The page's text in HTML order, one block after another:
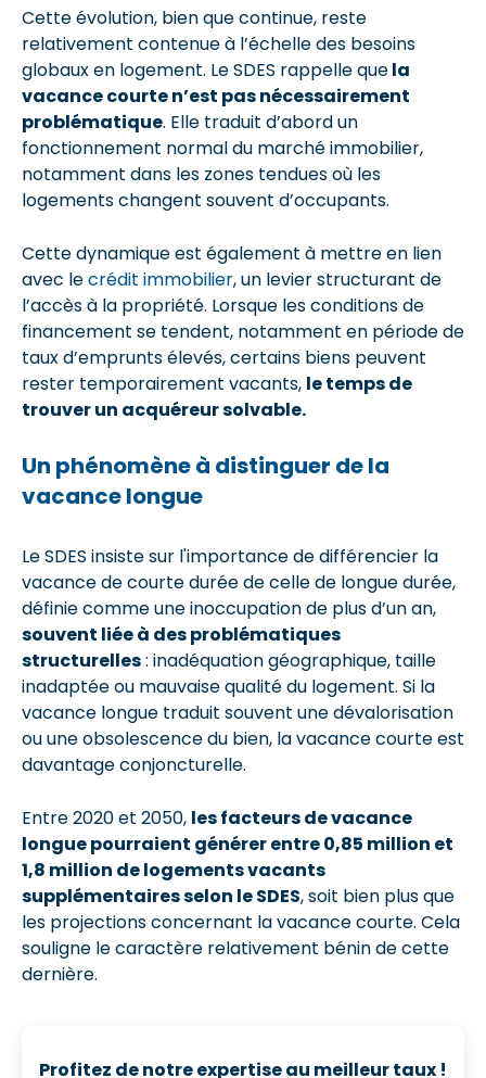
Cette évolution, bien que continue, reste
relativement contenue à l’échelle des besoins
globaux en logement. Le SDES rappelle quela
vacance courte n’est pas nécessairement
problématique. Elle traduit d’abord un
fonctionnement normal du marché immobilier,
notamment dans les zones tendues où les
logements changent souvent d’occupants.
Cette dynamique est également à mettre en lien
avec lecrédit immobilier, un levier structurant de
l’accès à la propriété. Lorsque les conditions de
financement se tendent, notamment en période de
taux d’emprunts élevés, certains biens peuvent
rester temporairement vacants, le temps de
trouver un acquéreur solvable.
Un phénomène à distinguer de la
vacance longue
Le SDES insiste sur l'importance de différencier la
vacance de courte durée de celle de longue durée,
définie comme une inoccupation de plus d’un an,
souvent liée à des problématiques
structurelles: inadéquation géographique, taille
inadaptée ou mauvaise qualité du logement. Si la
vacance longue traduit souvent une dévalorisation
ou une obsolescence du bien, la vacance courte est
davantage conjoncturelle.
Entre 2020 et 2050, les facteurs de vacance
longue pourraient générer entre 0,85 million et
1,8 million de logements vacants
supplémentaires selon le SDES, soit bien plus que
les projections concernant la vacance courte. Cela
souligne le caractère relativement bénin de cette
dernière.
Profitez de notre expertise au meilleur taux !